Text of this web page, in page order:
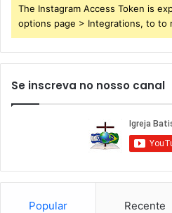
The Instagram Access Token is
options page > Integrations, to to
Se inscreva no nosso canal
Popular Recente